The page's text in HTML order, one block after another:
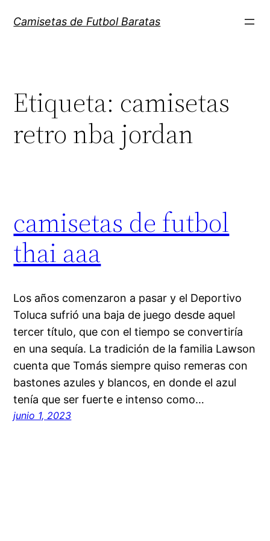
Camisetas de Futbol Baratas
Etiqueta: camisetas
retro nba jordan
camisetas de futbol
thai aaa
Los años comenzaron a pasar y el Deportivo
Toluca sufrió una baja de juego desde aquel
tercer título, que con el tiempo se convertiría
en una sequía. La tradición de la familia Lawson
cuenta que Tomás siempre quiso remeras con
bastones azules y blancos, en donde el azul
tenía que ser fuerte e intenso como…
junio 1, 2023